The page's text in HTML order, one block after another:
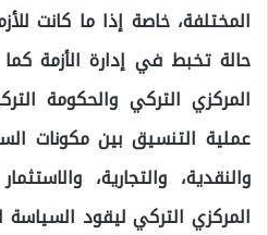
المختلفة، خاصة إذا ما كانت
حالة تخبط في إدارة الأزمة
المركزي التركي والحكومة
عملية التنسيق بين مكونات
والنقدية، والتجارية،
المركزي التركي ليقود